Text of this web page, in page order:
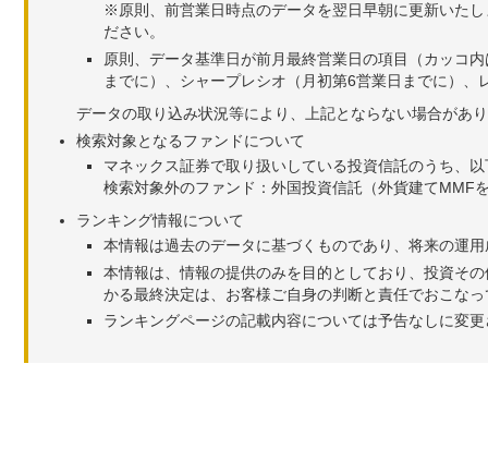
※原則、前営業日時点のデータを翌日早朝に更新いた
ださい。
原則、データ基準日が前月最終営業日の項目（カッコ
までに）、シャープレシオ（月初第6営業日までに）
データの取り込み状況等により、上記とならない場合があ
検索対象となるファンドについて
マネックス証券で取り扱いしている投資信託のうち、
検索対象外のファンド：外国投資信託（外貨建てMMF
ランキング情報について
本情報は過去のデータに基づくものであり、将来の運
本情報は、情報の提供のみを目的としており、投資そ
かる最終決定は、お客様ご自身の判断と責任でおこな
ランキングページの記載内容については予告なしに変